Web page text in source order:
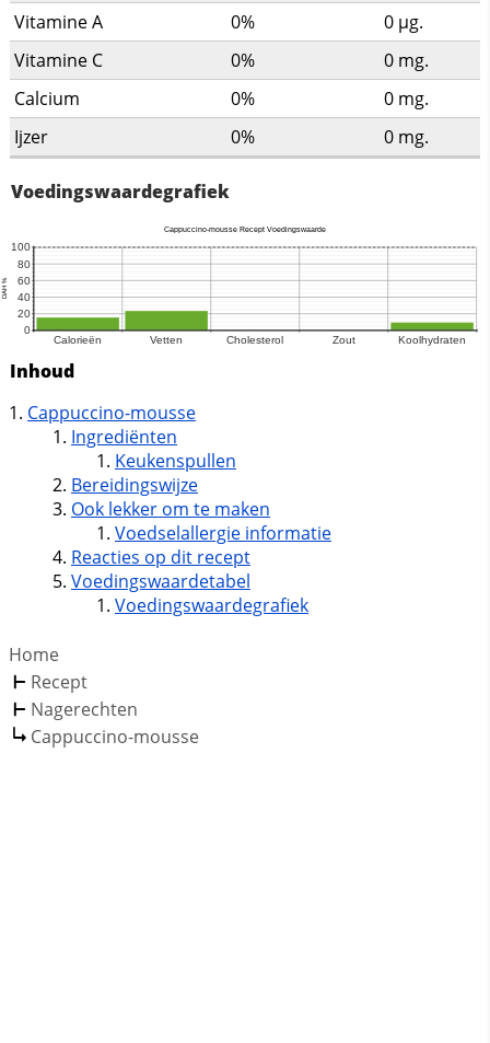
Vitamine A 0% 0 µg.
Vitamine C
0% 0 mg.
Calcium
0% 0 mg.
Ijzer
0% 0 mg.
Voedingswaardegrafiek
Inhoud
Cappuccino-mousse
Ingrediënten
Keukenspullen
Bereidingswijze
Ook lekker om te maken
Voedselallergie informatie
Reacties op dit recept
Voedingswaardetabel
Voedingswaardegrafiek
Home
Recept
Nagerechten
Cappuccino-mousse